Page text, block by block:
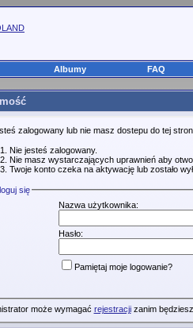
Albumy FAQ
zalogowany lub nie masz dostepu do tej
Nie jesteś zalogowany.
Nie masz wystarczających uprawnień aby
Twoje konto czeka na aktywację lub zostało
się
Nazwa użytkownika:
Hasło:
Pamiętaj moje logowanie?
może wymagać rejestracjizanim